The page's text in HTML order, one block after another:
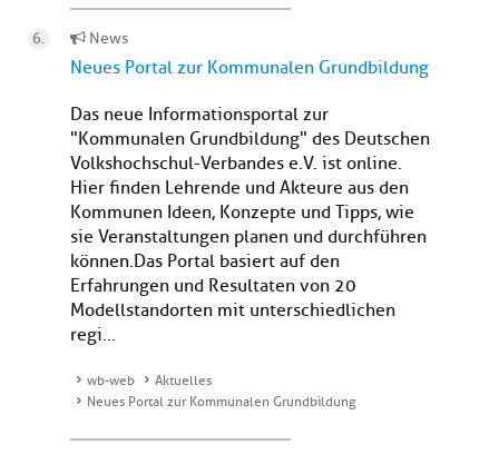
News
Neues Portal zur Kommunalen Grundbildung
Das neue Informationsportal zur
"Kommunalen Grundbildung" des Deutschen
Volkshochschul-Verbandes e.V. ist online.
Hier finden Lehrende und Akteure aus den
Kommunen Ideen, Konzepte und Tipps, wie
sie Veranstaltungen planen und durchführen
können.Das Portal basiert auf den
Erfahrungen und Resultaten von 20
Modellstandorten mit unterschiedlichen
regi...
wb-web
Aktuelles
Neues Portal zur Kommunalen Grundbildung